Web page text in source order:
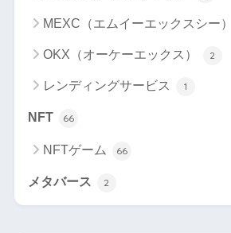
MEXC（エムイーエックスシー）
OKX（オーケーエックス） 2
レンディングサービス 1
NFT 66
NFTゲーム 66
メタバース 2